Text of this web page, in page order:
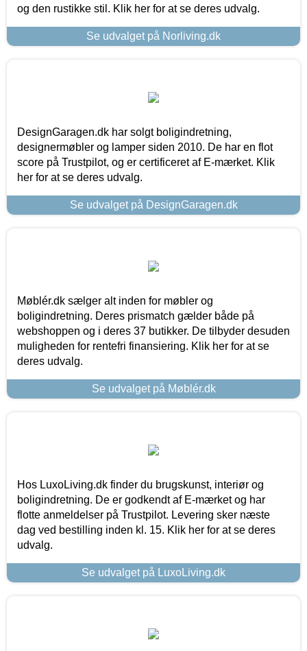
og den rustikke stil. Klik her for at se deres udvalg.
Se udvalget på Norliving.dk
DesignGaragen.dk har solgt boligindretning,
designermøbler og lamper siden 2010. De har en flot
score på Trustpilot, og er certificeret af E-mærket. Klik
her for at se deres udvalg.
Se udvalget på DesignGaragen.dk
Møblér.dk sælger alt inden for møbler og
boligindretning. Deres prismatch gælder både på
webshoppen og i deres 37 butikker. De tilbyder desuden
muligheden for rentefri finansiering. Klik her for at se
deres udvalg.
Se udvalget på Møblér.dk
Hos LuxoLiving.dk finder du brugskunst, interiør og
boligindretning. De er godkendt af E-mærket og har
flotte anmeldelser på Trustpilot. Levering sker næste
dag ved bestilling inden kl. 15. Klik her for at se deres
udvalg.
Se udvalget på LuxoLiving.dk